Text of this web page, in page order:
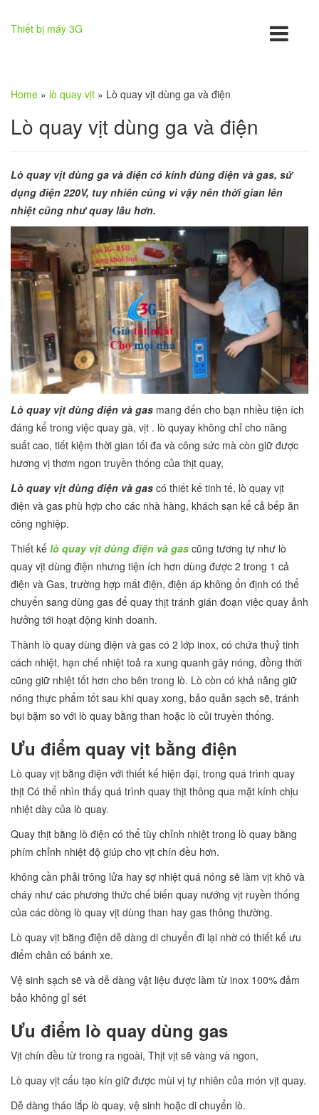
Thiết bị máy 3G
Home » lò quay vịt » Lò quay vịt dùng ga và điện
Lò quay vịt dùng ga và điện
Lò quay vịt dùng ga và điện có kính dùng điện và gas, sử
dụng điện 220V, tuy nhiên cũng vì vậy nên thời gian lên
nhiệt cũng như quay lâu hơn.
Lò quay vịt dùng điện và gas mang đến cho bạn nhiều tiện ích
đáng kể trong việc quay gà, vịt . lò quyay không chỉ cho năng
suất cao, tiết kiệm thời gian tối đa và công sức mà còn giữ được
hương vị thơm ngon truyền thống của thịt quay,
Lò quay vịt dùng điện và gas có thiết kế tinh tế, lò quay vịt
điện và gas phù hợp cho các nhà hàng, khách sạn kể cả bếp ăn
công nghiệp.
Thiết kế lò quay vịt dùng điện và gas cũng tương tự như lò
quay vịt dùng điện nhưng tiện ích hơn dùng được 2 trong 1 cả
điện và Gas, trường hợp mất điện, điện áp không ổn định có thể
chuyển sang dùng gas để quay thịt tránh gián đoạn việc quay ảnh
hưởng tới hoạt động kinh doanh.
Thành lò quay dùng điện và gas có 2 lớp inox, có chứa thuỷ tinh
cách nhiệt, hạn chế nhiệt toả ra xung quanh gây nóng, đồng thời
cũng giữ nhiệt tốt hơn cho bên trong lò. Lò còn có khả năng giữ
nóng thực phẩm tốt sau khi quay xong, bảo quản sạch sẽ, tránh
bụi bặm so với lò quay bằng than hoặc lò củi truyền thống.
Ưu điểm quay vịt bằng điện
Lò quay vịt bằng điện với thiết kế hiện đại, trong quá trình quay
thịt Có thể nhìn thấy quá trình quay thịt thông qua mặt kính chịu
nhiệt dày của lò quay.
Quay thịt bằng lò điện có thể tùy chỉnh nhiệt trong lò quay bằng
phím chỉnh nhiệt độ giúp cho vịt chín đều hơn.
không cần phải trông lửa hay sợ nhiệt quá nóng sẽ làm vịt khô và
cháy như các phương thức chế biến quay nướng vịt ruyền thống
của các dòng lò quay vịt dùng than hay gas thông thường.
Lò quay vịt bằng điện dễ dàng di chuyển đi lại nhờ có thiết kế ưu
điểm chân có bánh xe.
Vệ sinh sạch sẽ và dễ dàng vật liệu được làm từ inox 100% đảm
bảo không gỉ sét
Ưu điểm lò quay dùng gas
Vịt chín đều từ trong ra ngoài, Thịt vịt sẽ vàng và ngon,
Lò quay vịt cấu tạo kín giữ được mùi vị tự nhiên của món vịt quay.
Dễ dàng tháo lắp lò quay, vệ sinh hoặc di chuyển lò.